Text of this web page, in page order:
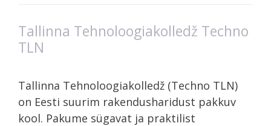
Tallinna Tehnoloogiakolledž Techno
TLN
Tallinna Tehnoloogiakolledž (Techno TLN)
on Eesti suurim rakendusharidust pakkuv
kool. Pakume sügavat ja praktilist